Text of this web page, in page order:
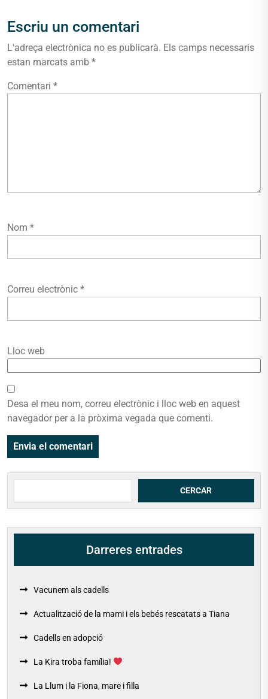
Escriu un comentari
L'adreça electrònica no es publicarà. Els camps necessaris
estan marcats amb *
Comentari *
Nom *
Correu electrònic *
Lloc web
Desa el meu nom, correu electrònic i lloc web en aquest
navegador per a la pròxima vegada que comenti.
CERCAR
Darreres entrades
Vacunem als cadells
Actualització de la mami i els bebés rescatats a Tiana
Cadells en adopció
La Kira troba família!
La Llum i la Fiona, mare i filla